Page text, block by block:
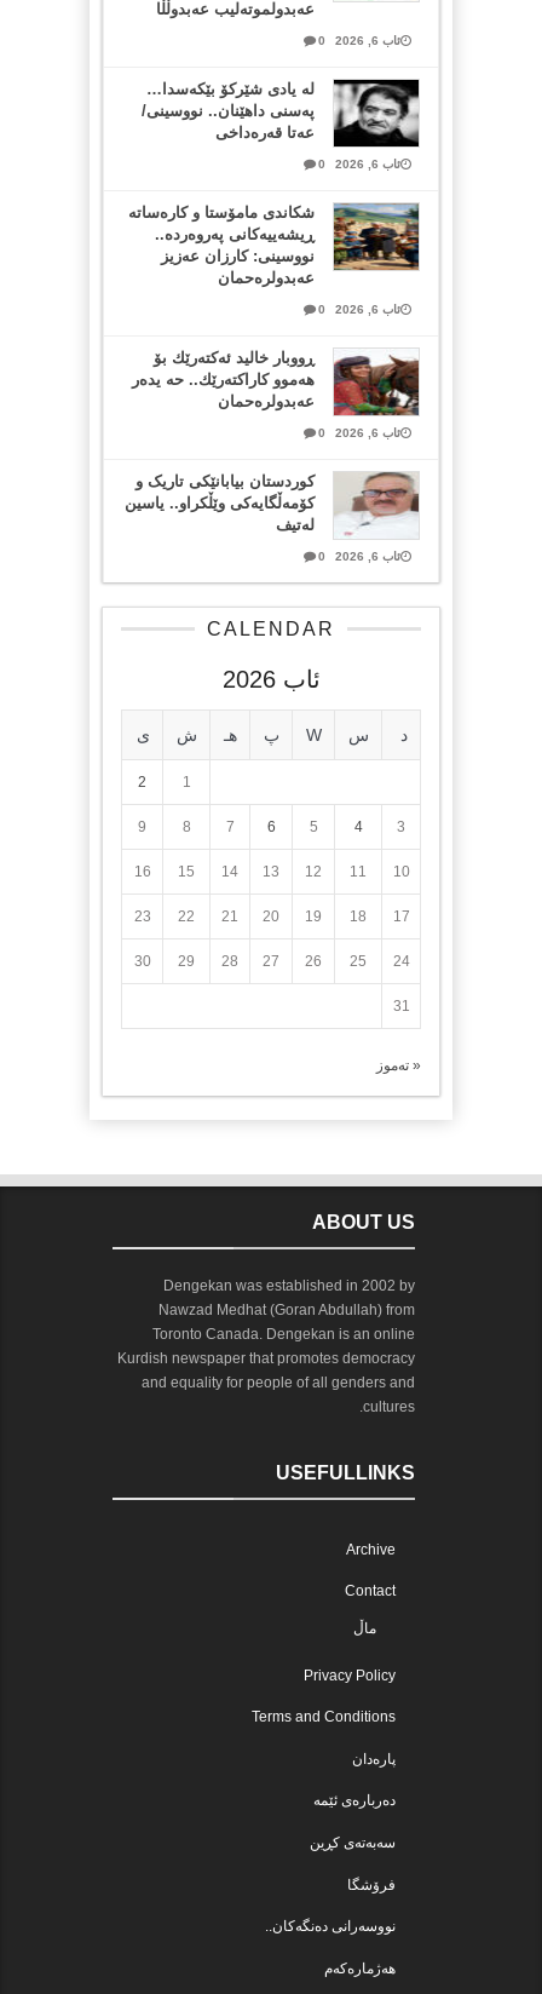
عەبدولموتەلیب عەبدوڵڵا
ئاب 6, 2026 0
لە یادی شێرکۆ بێکەسدا…
پەسنی داهێنان.. نووسینی/
عەتا قەرەداخی
ئاب 6, 2026 0
شکاندی مامۆستا و کارەساتە
ڕیشەییەکانی پەروەردە..
نووسینی: کارزان عەزیز
عەبدولرەحمان
ئاب 6, 2026 0
ڕووبار خالید ئەكتەرێك بۆ
هەموو كاراكتەرێك.. حه یدەر
عەبدولرەحمان
ئاب 6, 2026 0
کوردستان بیابانێکی تاریک و
کۆمەڵگایەکی وێڵکراو.. یاسین
لەتیف
ئاب 6, 2026 0
CALENDAR
ئاب 2026
د س W پ هـ ش ی
1
2
3
4
5
6
7
8
9
10
11
12
13
14
15
16
17
18
19
20
21
22
23
24
25
26
27
28
29
30
31
« تەموز
ABOUT US
Dengekan was established in 2002 by
Nawzad Medhat (Goran Abdullah) from
Toronto Canada. Dengekan is an online
Kurdish newspaper that promotes democracy
and equality for people of all genders and
cultures.
USEFULLINKS
Archive
Contact
ماڵ
Privacy Policy
Terms and Conditions
پارەدان
دەربارەی ئێمە
سەبەتەی کڕین
فرۆشگا
نووسەرانی دەنگەکان..
هەژمارەکەم